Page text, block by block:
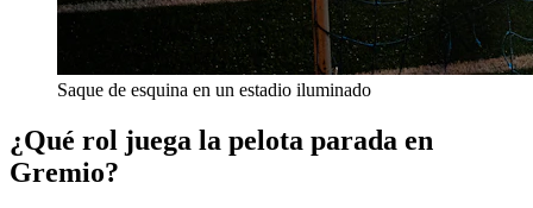
Saque de esquina en un estadio iluminado
¿Qué rol juega la pelota parada en
Gremio?